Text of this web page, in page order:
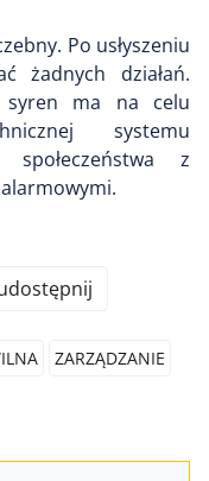
Po usłyszeniu
żadnych działań.
syren ma na celu
systemu
z
ZARZĄDZANIE